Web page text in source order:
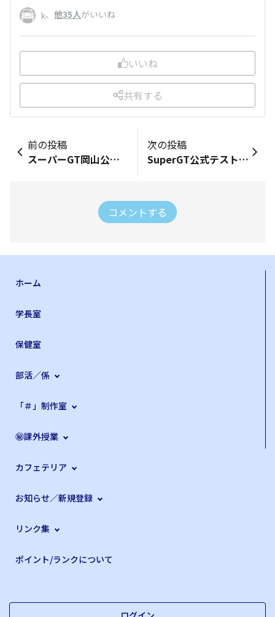
k、 他35人がいいね
いいね
共有する
前の投稿
スーパーGT岡山公式テスト！
次の投稿
SuperGT公式テスト（富士スピードウェイ）に
コメントする
ホーム
学長室
保健室
部活／係
「＃」制作室
㊙課外授業
カフェテリア
お知らせ／新規登録
リンク集
ポイント/ランクについて